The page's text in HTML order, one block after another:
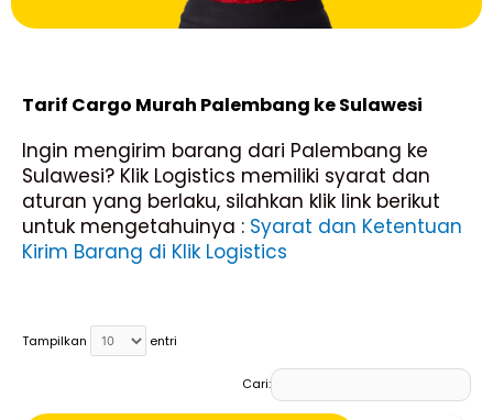
Tarif Cargo Murah Palembang ke Sulawesi
Ingin mengirim barang dari Palembang ke
Sulawesi? Klik Logistics memiliki syarat dan
aturan yang berlaku, silahkan klik link berikut
untuk mengetahuinya : Syarat dan Ketentuan
Kirim Barang di Klik Logistics
Tampilkan entri
Cari: